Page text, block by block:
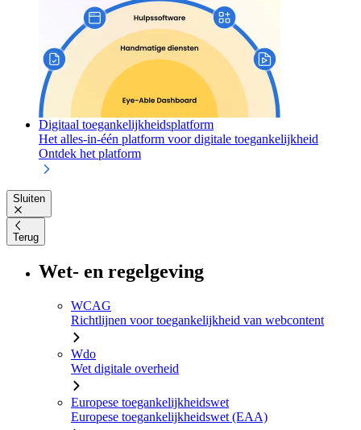
Digitaal toegankelijkheidsplatform
Het alles-in-één platform voor digitale toegankelijkheid
Ontdek het platform
Sluiten
Terug
Wet- en regelgeving
WCAG
Richtlijnen voor toegankelijkheid van webcontent
Wdo
Wet digitale overheid
Europese toegankelijkheidswet
Europese toegankelijkheidswet (EAA)